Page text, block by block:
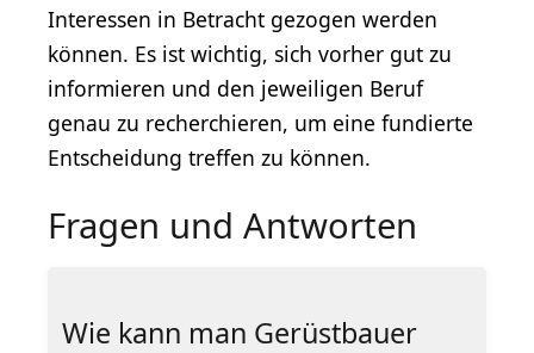
Interessen in Betracht gezogen werden
können. Es ist wichtig, sich vorher gut zu
informieren und den jeweiligen Beruf
genau zu recherchieren, um eine fundierte
Entscheidung treffen zu können.
Fragen und Antworten
Wie kann man Gerüstbauer